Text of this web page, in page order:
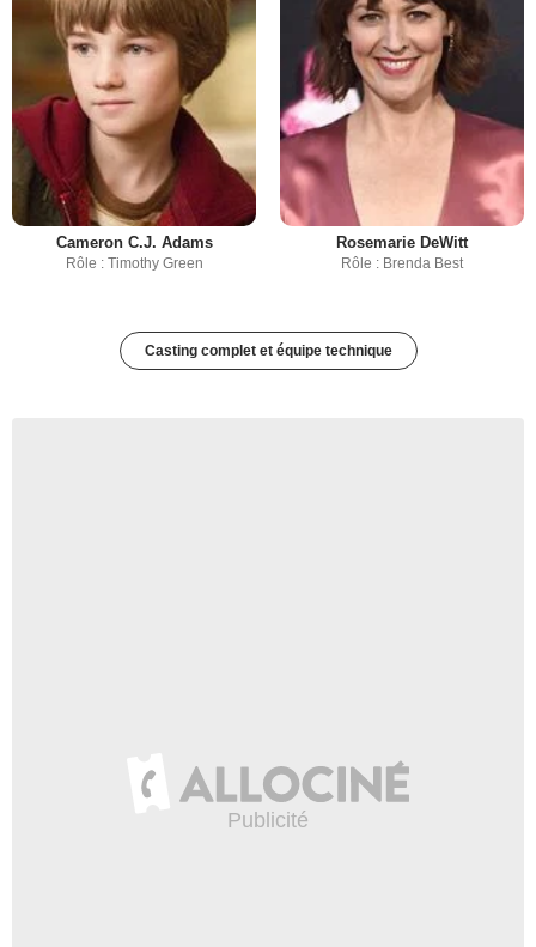
Cameron C.J. Adams
Rôle : Timothy Green
Rosemarie DeWitt
Rôle : Brenda Best
Casting complet et équipe technique